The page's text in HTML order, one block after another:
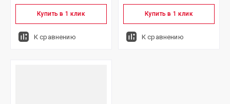
Купить в 1 клик
К сравнению
Купить в 1 клик
К сравнению